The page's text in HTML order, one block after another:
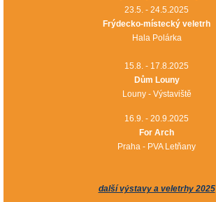
23.5. - 24.5.2025
Frýdecko-místecký veletrh
Hala Polárka
15.8. - 17.8.2025
Dům Louny
Louny - Výstaviště
16.9. - 20.9.2025
For Arch
Praha - PVA Letňany
další výstavy a veletrhy 2025